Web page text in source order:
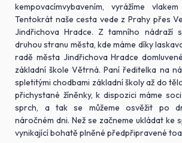
kempovacímvybavením, vyrážíme
Tentokrát naše cesta vede z Prahy přes
Jindřichova Hradce. Z tamního nádraží
druhou stranu města, kde máme díky
radě města Jindřichova Hradce
základní škole Větrná. Paní ředitelka na
spletitými chodbami základní školy až do
přichystané žíněnky, k dispozici máme
sprch, a tak se můžeme osvěžit po
náročném dni. Než se začneme ukládat ke
vynikající bohatě plněné předpřipravené